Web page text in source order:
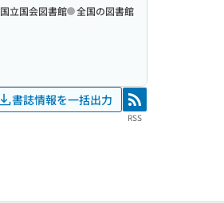
国立国会図書館 全国の図書館
書誌情報を一括出力 RSS
RSS